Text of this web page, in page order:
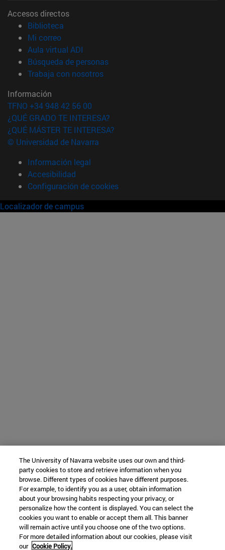
Accesos directos
Biblioteca
Mi correo(abre en nueva ventana)
Aula virtual ADI
Búsqueda de personas(abre en nueva ventana)
Trabaja con nosotros(abre en nueva ventana)
Información
TFNO +34 948 42 56 00
¿QUÉ GRADO TE INTERESA?
¿QUÉ MÁSTER TE INTERESA?
© Universidad de Navarra
Información legal
Accesibilidad
Configuración de cookies
Localizador de campus
The University of Navarra website uses our own and third-
party cookies to store and retrieve information when you
browse. Different types of cookies have different purposes.
For example, to identify you as a user, obtain information
about your browsing habits respecting your privacy, or
personalize how the content is displayed. You can select the
cookies you want to enable or accept them all. This banner
will remain active until you choose one of the two options.
For more detailed information about our cookies, please visit
our Cookie Policy.